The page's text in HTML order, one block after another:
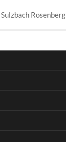
Rosenberg